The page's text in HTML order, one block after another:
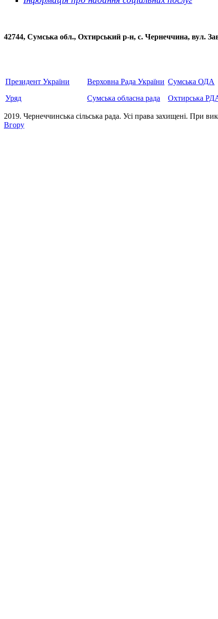
42744, Сумська обл., Охтирський р-н, с. Чернеччина,
Президент України
Уряд
Верховна Рада України
Сумська обласна рада
Сумська ОДА
Охтирська
2019. Чернеччинська сільська рада. Усi права захищенi. При
Вгору